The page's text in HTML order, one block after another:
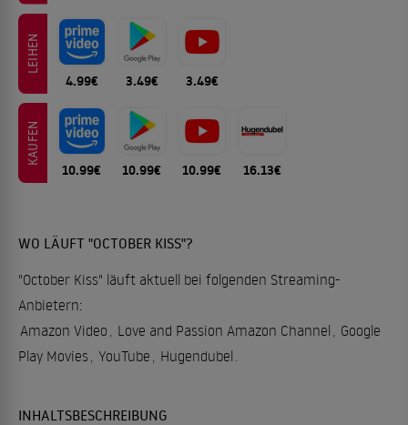
LEIHEN
4.99€ 3.49€ 3.49€
KAUFEN
10.99€ 10.99€ 10.99€ 16.13€
WO LÄUFT "OCTOBER KISS"?
"October Kiss" läuft aktuell bei folgenden Streaming-
Anbietern:
Amazon Video
Love and Passion Amazon Channel
Google
Play Movies YouTube Hugendubel
INHALTSBESCHREIBUNG